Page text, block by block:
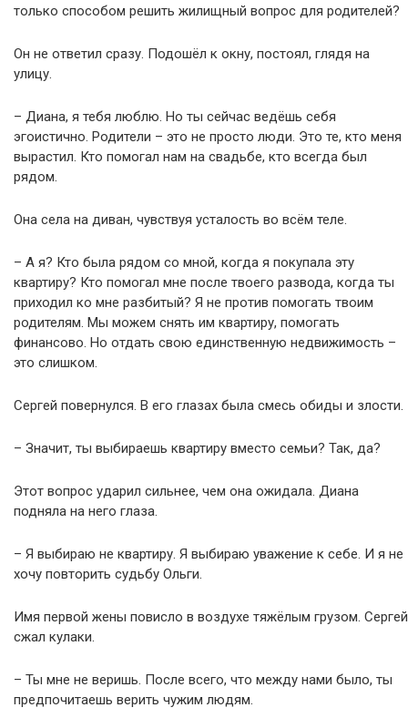
только способом решить жилищный вопрос для родителей?
Он не ответил сразу. Подошёл к окну, постоял, глядя на
улицу.
– Диана, я тебя люблю. Но ты сейчас ведёшь себя
эгоистично. Родители – это не просто люди. Это те, кто меня
вырастил. Кто помогал нам на свадьбе, кто всегда был
рядом.
Она села на диван, чувствуя усталость во всём теле.
– А я? Кто была рядом со мной, когда я покупала эту
квартиру? Кто помогал мне после твоего развода, когда ты
приходил ко мне разбитый? Я не против помогать твоим
родителям. Мы можем снять им квартиру, помогать
финансово. Но отдать свою единственную недвижимость –
это слишком.
Сергей повернулся. В его глазах была смесь обиды и злости.
– Значит, ты выбираешь квартиру вместо семьи? Так, да?
Этот вопрос ударил сильнее, чем она ожидала. Диана
подняла на него глаза.
– Я выбираю не квартиру. Я выбираю уважение к себе. И я не
хочу повторить судьбу Ольги.
Имя первой жены повисло в воздухе тяжёлым грузом. Сергей
сжал кулаки.
– Ты мне не веришь. После всего, что между нами было, ты
предпочитаешь верить чужим людям.